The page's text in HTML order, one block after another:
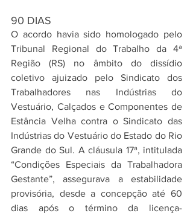
90 DIAS
O acordo havia sido homologado pelo
Tribunal Regional do Trabalho da 4ª
Região (RS) no âmbito do dissídio
coletivo ajuizado pelo Sindicato dos
Trabalhadores nas Indústrias do
Vestuário, Calçados e Componentes de
Estância Velha contra o Sindicato das
Indústrias do Vestuário do Estado do Rio
Grande do Sul. A cláusula 17ª, intitulada
“Condições Especiais da Trabalhadora
Gestante”, assegurava a estabilidade
provisória, desde a concepção até 60
dias após o término da licença-